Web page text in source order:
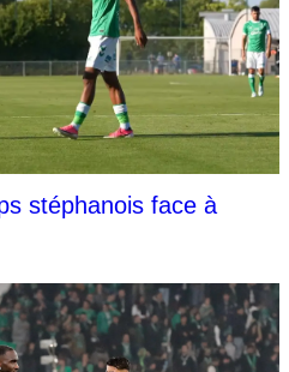
stéphanois face à